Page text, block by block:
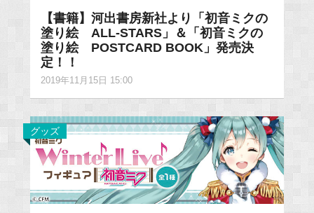
【書籍】河出書房新社より「初音ミクの
塗り絵 ALL-STARS」＆「初音ミクの
塗り絵 POSTCARD BOOK」発売決
定！！
2019年11月15日 15:00
グッズ